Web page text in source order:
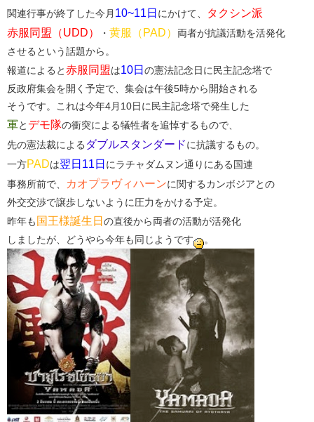
関連行事が終了した今月 10~11日 にかけて、
タクシン派
赤服同盟（UDD）
・ 黄服（PAD） 両者が抗議活動を活発化
させるという話題から。
報道によると赤服同盟は10日 の憲法記念日に民主記念塔で
反政府集会を開く予定で、集会は午後5時から開始される
そうです。これは今年4月10日に民主記念塔で発生した
軍と デモ隊の衝突による犠牲者を追悼するもので、
先の憲法裁による ダブルスタンダードに抗議するもの。
一方PADは翌日11日 にラチャダムヌン通りにある国連
事務所前で、
カオプラヴィハーンに関するカンボジアとの
外交交渉で譲歩しないように圧力をかける予定。
昨年も 国王様誕生日 の直後から両者の活動が活発化
しましたが、どうやら今年も同じようです
。